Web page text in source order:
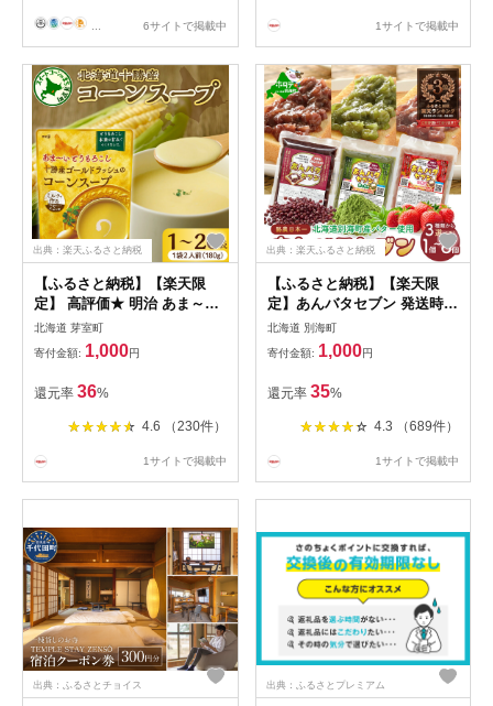
6サイトで掲載中 1サイトで掲載中
出典：楽天ふるさと納税
【ふるさと納税】【楽天限
定】 高評価★ 明治 あま～い
とうもろこし 十勝産 ゴール
ドラッシュ の コーンスープ
180g 【個数が選べる1～20
個】 キャンプ飯 甘い 人気 常
温保存 お試し 1000円 マラソ
ン マツコの知らない世界 テ
十勝 芽室町
北海道 芽室町
寄付金額: 1,000円
還元率 36%
4.6 （230件）
1サイトで掲載中
出典：楽天ふるさと納税
【ふるさと納税】【楽天限
定】あんバタセブン 発送時期
味 内容量 が選べる 北海道産
あんバター つぶあん いちご
抹茶 140g 280g 420g 560g
700g 840g ( ふるさと納税 ふ
るさと納税 常温 スイーツ ラ
ンキング お買い物マラソン
1000円 福袋)
北海道 別海町
寄付金額: 1,000円
還元率 35%
4.3 （689件）
1サイトで掲載中
出典：ふるさとチョイス 出典：ふるさとプレミアム